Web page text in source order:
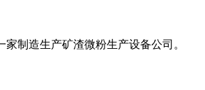
制造生产矿渣微粉生产设备公司。